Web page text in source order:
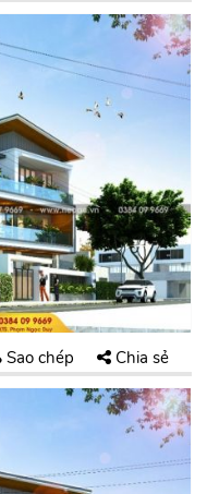
Sao chép Chia sẻ